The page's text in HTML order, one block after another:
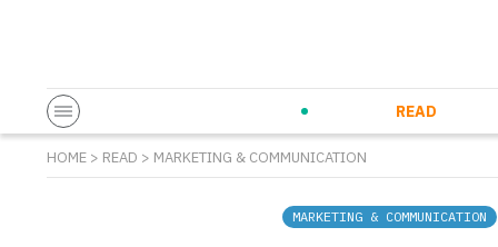
READ
HOME > READ > MARKETING & COMMUNICATION
MARKETING & COMMUNICATION